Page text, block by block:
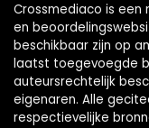
Crossmediaco is een
en
beschikbaar zijn op
laatst toegevoegde
auteursrechtelijk
eigenaren. Alle
respectievelijke